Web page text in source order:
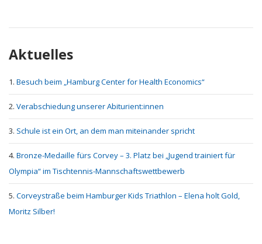
Aktuelles
Besuch beim „Hamburg Center for Health Economics“
Verabschiedung unserer Abiturient:innen
Schule ist ein Ort, an dem man miteinander spricht
Bronze-Medaille fürs Corvey – 3. Platz bei „Jugend trainiert für
Olympia“ im Tischtennis-Mannschaftswettbewerb
Corveystraße beim Hamburger Kids Triathlon – Elena holt Gold,
Moritz Silber!